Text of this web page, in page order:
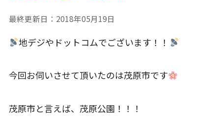
最終更新日： 2018年05月19日
地デジやドットコムでございます！！
今回お伺いさせて頂いたのは茂原市です
茂原市と言えば、茂原公園！！！